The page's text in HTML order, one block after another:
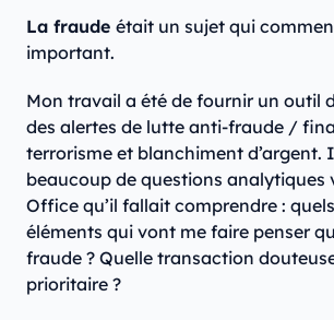
La fraude était un sujet qui
important.
Mon travail a été de fournir un outil
des alertes de lutte anti-fraude /
terrorisme et blanchiment d’argent.
beaucoup de questions analytiques
Office qu’il fallait comprendre :
éléments qui vont me faire penser
fraude ? Quelle transaction
prioritaire ?